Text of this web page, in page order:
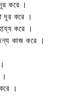
করে ।
দূর করে ।
করে ।
কাজ করে ‌।
।